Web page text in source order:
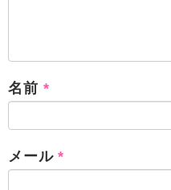
名前 *
メール*